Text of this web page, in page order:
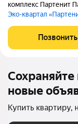
комплекс Партенит
Эко-квартал
Позвонить
Сохраняйте
новые
Купить квартиру,